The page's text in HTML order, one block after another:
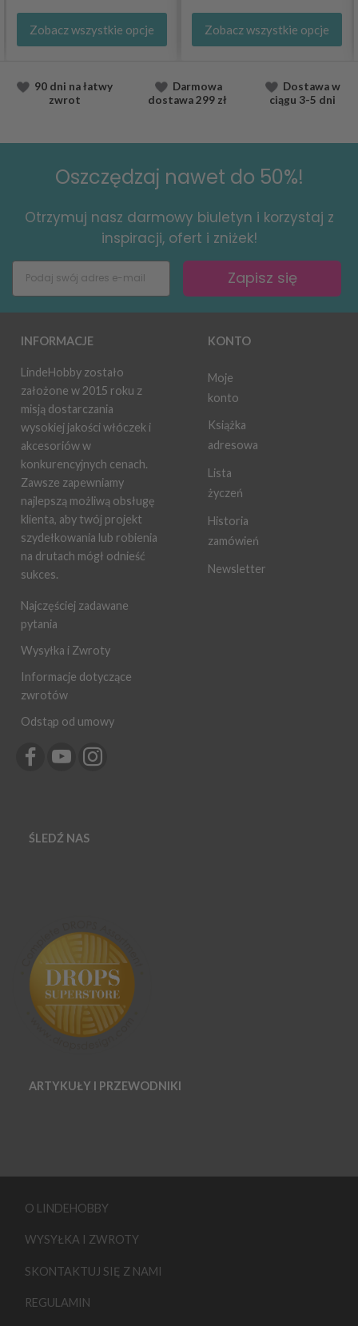
Zobacz wszystkie opcje Zobacz wszystkie opcje
90 dni na łatwy
zwrot
Darmowa
dostawa299 zł
Dostawaw
ciągu 3-5 dni
Oszczędzaj nawet do 50%!
Otrzymuj nasz darmowy biuletyn i korzystaj z
inspiracji, ofert i zniżek!
Zapisz się
INFORMACJE
LindeHobby zostało
założone w 2015 roku z
misją dostarczania
wysokiej jakości włóczek i
akcesoriów w
konkurencyjnych cenach.
Zawsze zapewniamy
najlepszą możliwą obsługę
klienta, aby twój projekt
szydełkowania lub robienia
na drutach mógł odnieść
sukces.
Najczęściej zadawane
pytania
Wysyłka i Zwroty
Informacje dotyczące
zwrotów
Odstąp od umowy
KONTO
Moje
konto
Książka
adresowa
Lista
życzeń
Historia
zamówień
Newsletter
ŚLEDŹ NAS
ARTYKUŁY I PRZEWODNIKI
O LINDEHOBBY
WYSYŁKA I ZWROTY
SKONTAKTUJ SIĘ Z NAMI
REGULAMIN